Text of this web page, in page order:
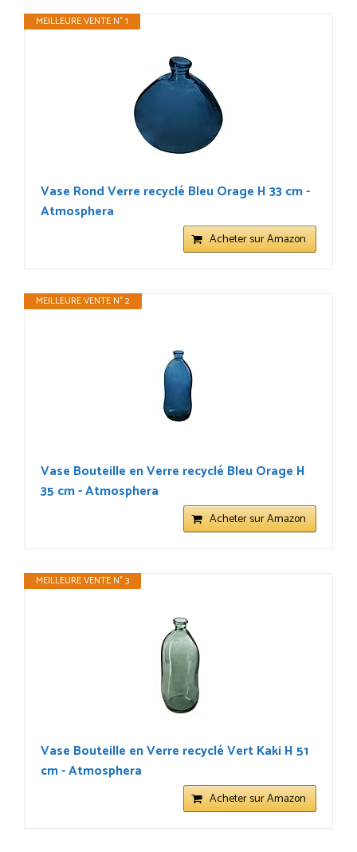
MEILLEURE VENTE N° 1
Vase Rond Verre recyclé Bleu Orage H 33 cm -
Atmosphera
Acheter sur Amazon
MEILLEURE VENTE N° 2
Vase Bouteille en Verre recyclé Bleu Orage H
35 cm - Atmosphera
Acheter sur Amazon
MEILLEURE VENTE N° 3
Vase Bouteille en Verre recyclé Vert Kaki H 51
cm - Atmosphera
Acheter sur Amazon